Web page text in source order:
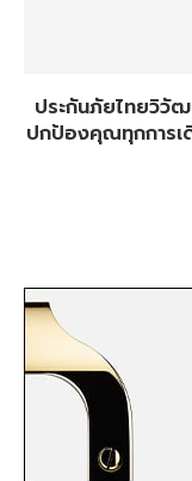
ประกันภัยไทยวิวั
ปกป้องคุณทุกการเ